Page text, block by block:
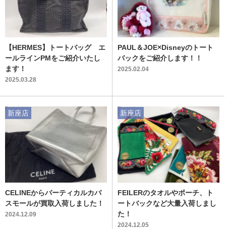
【HERMES】トートバッグ エ
ールラインPMをご紹介いたし
ます！
2025.03.28
PAUL＆JOE×Disneyのトート
バックをご紹介します！！
2025.02.04
CELINEからバーティカルカバ
スモールが買取入荷しました！
2024.12.09
新座店
FEILERのタオルやポーチ、ト
ートバックなど大量入荷しまし
た！
2024.12.05
新座店